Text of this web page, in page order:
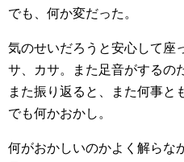
でも、何か変だった。
気のせいだろうと安心して座
サ、カサ。また足音がするの
また振り返ると、また何事と
でも何かおかし。
何がおかしいのかよく解らな